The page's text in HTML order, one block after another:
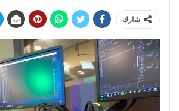
شارك